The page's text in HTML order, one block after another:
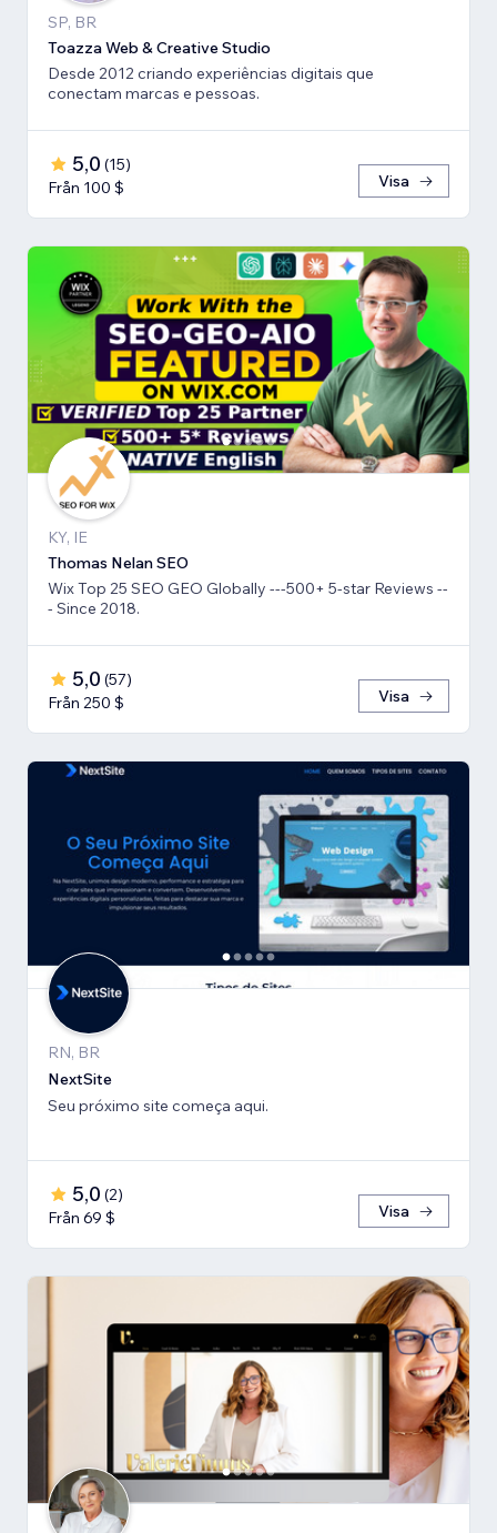
SP, BR
Toazza Web & Creative Studio
Desde 2012 criando experiências digitais que
conectam marcas e pessoas.
5,0 (15)
Från 100 $
Visa
KY, IE
Thomas Nelan SEO
Wix Top 25 SEO GEO Globally ---500+ 5-star Reviews --
- Since 2018.
5,0 (57)
Från 250 $
Visa
RN, BR
NextSite
Seu próximo site começa aqui.
5,0 (2)
Från 69 $
Visa